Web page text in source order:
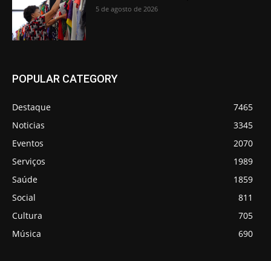
5 de agosto de 2026
POPULAR CATEGORY
Destaque
7465
Noticias
3345
Eventos
2070
Serviços
1989
Saúde
1859
Social
811
Cultura
705
Música
690